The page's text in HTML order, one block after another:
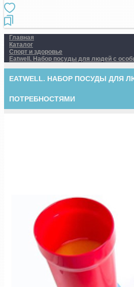
Главная
Каталог
Спорт и здоровье
Eatwell. Набор посуды для людей с
EATWELL. НАБОР ПОСУДЫ ДЛЯ
ПОТРЕБНОСТЯМИ